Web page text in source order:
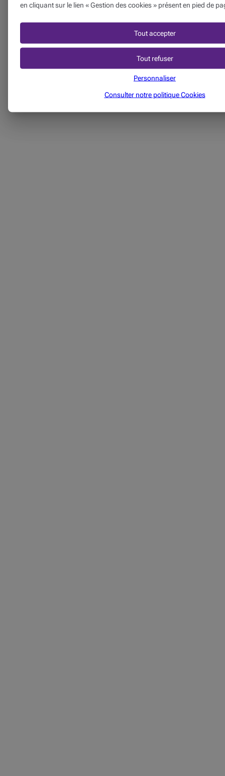
en cliquant sur le lien « Gestion des cookies » présent en pied de
Tout accepter
Tout refuser
Personnaliser
Consulter notre politiqueCookies